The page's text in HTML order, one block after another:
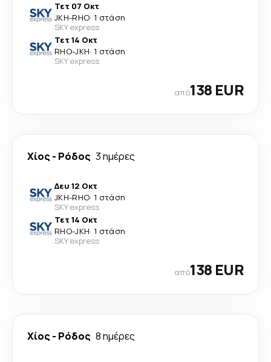
Τετ 07 Οκτ
JKH-RHO· 1 στάση
SKY express
Τετ 14 Οκτ
RHO-JKH· 1 στάση
SKY express
από138 EUR
Χίος - Ρόδος 3 ημέρες
Δευ 12 Οκτ
JKH-RHO· 1 στάση
SKY express
Τετ 14 Οκτ
RHO-JKH· 1 στάση
SKY express
από138 EUR
Χίος - Ρόδος 8 ημέρες